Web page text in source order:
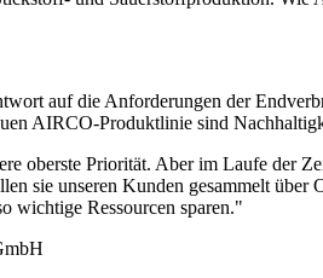
auf die Anforderungen der
AIRCO-Produktlinie sind
oberste Priorität. Aber im Laufe der
sie unseren Kunden gesammelt
wichtige Ressourcen sparen."